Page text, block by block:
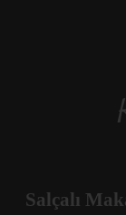
Salçalı